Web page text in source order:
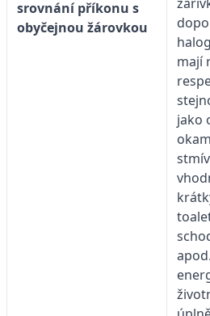
srovnání příkonu s
obyčejnou žárovkou
mají
jako